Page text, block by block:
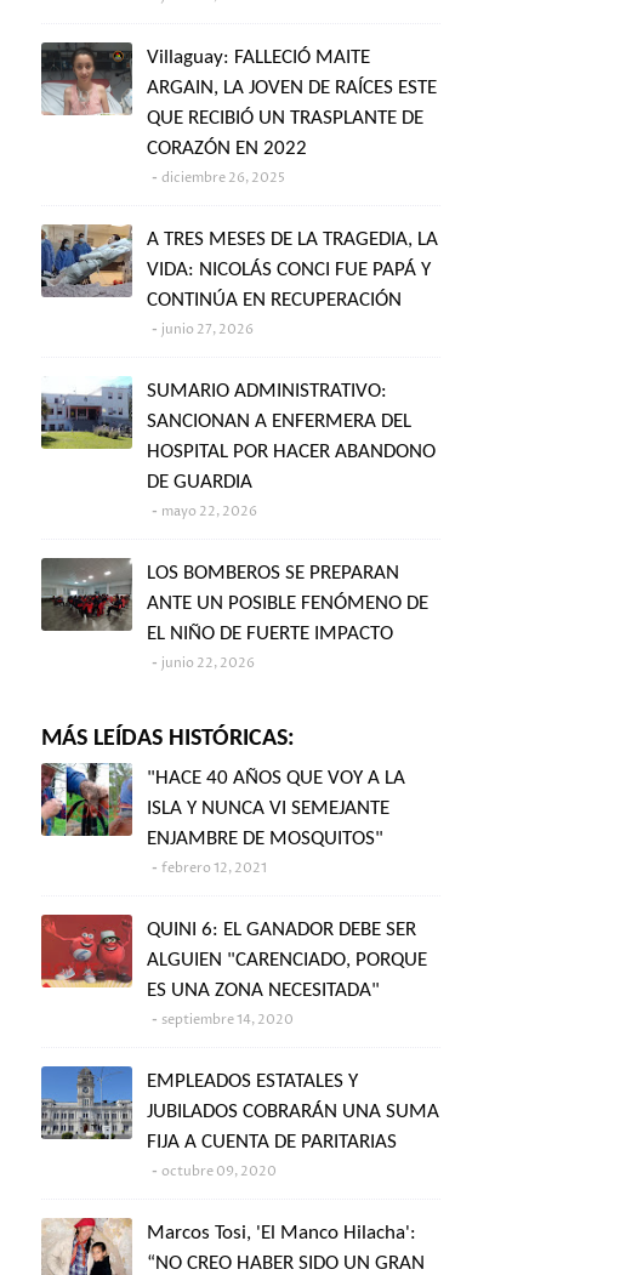
Villaguay: FALLECIÓ MAITE
ARGAIN, LA JOVEN DE RAÍCES ESTE
QUE RECIBIÓ UN TRASPLANTE DE
CORAZÓN EN 2022
diciembre 26, 2025
A TRES MESES DE LA TRAGEDIA, LA
VIDA: NICOLÁS CONCI FUE PAPÁ Y
CONTINÚA EN RECUPERACIÓN
junio 27, 2026
SUMARIO ADMINISTRATIVO:
SANCIONAN A ENFERMERA DEL
HOSPITAL POR HACER ABANDONO
DE GUARDIA
mayo 22, 2026
LOS BOMBEROS SE PREPARAN
ANTE UN POSIBLE FENÓMENO DE
EL NIÑO DE FUERTE IMPACTO
junio 22, 2026
MÁS LEÍDAS HISTÓRICAS:
"HACE 40 AÑOS QUE VOY A LA
ISLA Y NUNCA VI SEMEJANTE
ENJAMBRE DE MOSQUITOS"
febrero 12, 2021
QUINI 6: EL GANADOR DEBE SER
ALGUIEN "CARENCIADO, PORQUE
ES UNA ZONA NECESITADA"
septiembre 14, 2020
EMPLEADOS ESTATALES Y
JUBILADOS COBRARÁN UNA SUMA
FIJA A CUENTA DE PARITARIAS
octubre 09, 2020
Marcos Tosi, 'El Manco Hilacha':
“NO CREO HABER SIDO UN GRAN